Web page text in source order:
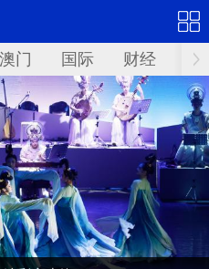
澳门 国际 财经 资